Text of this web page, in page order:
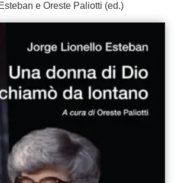
e Oreste Paliotti (ed.)